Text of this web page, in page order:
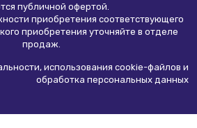
публичной офертой.
приобретения соответствующего
приобретения уточняйте в отделе
продаж.
использования сookie-файлов и
обработка персональных данных